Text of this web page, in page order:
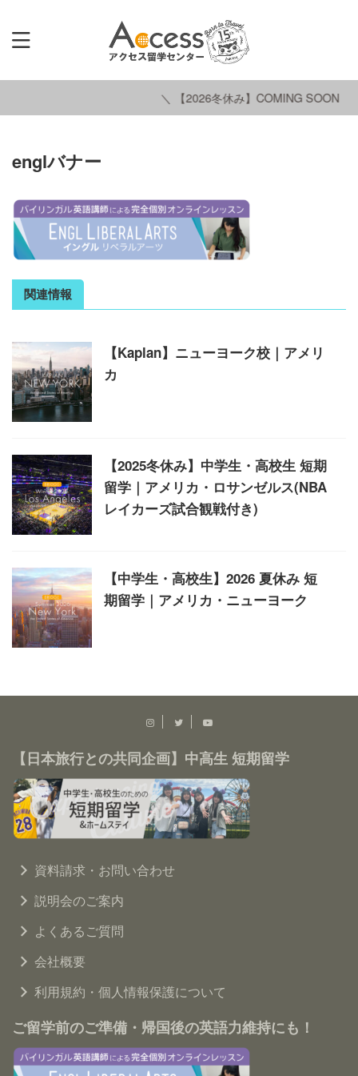
＼ 【2026冬休み】COMING SOON ／
englバナー
関連情報
【Kaplan】ニューヨーク校｜アメリ
カ
【2025冬休み】中学生・高校生 短期
留学｜アメリカ・ロサンゼルス(NBA
レイカーズ試合観戦付き)
【中学生・高校生】2026 夏休み 短
期留学｜アメリカ・ニューヨーク
【日本旅行との共同企画】中高生 短期留学
資料請求・お問い合わせ
説明会のご案内
よくあるご質問
会社概要
利用規約・個人情報保護について
ご留学前のご準備・帰国後の英語力維持にも！